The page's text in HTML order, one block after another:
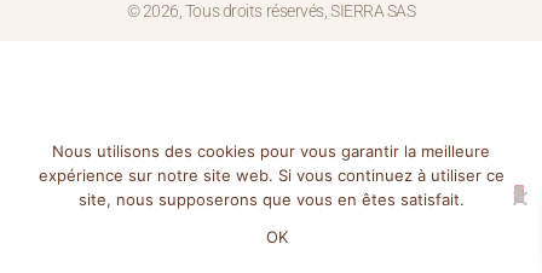
© 2026, Tous droits réservés, SIERRA SAS
Nous utilisons des cookies pour vous garantir la meilleure
expérience sur notre site web. Si vous continuez à utiliser ce
site, nous supposerons que vous en êtes satisfait.
OK